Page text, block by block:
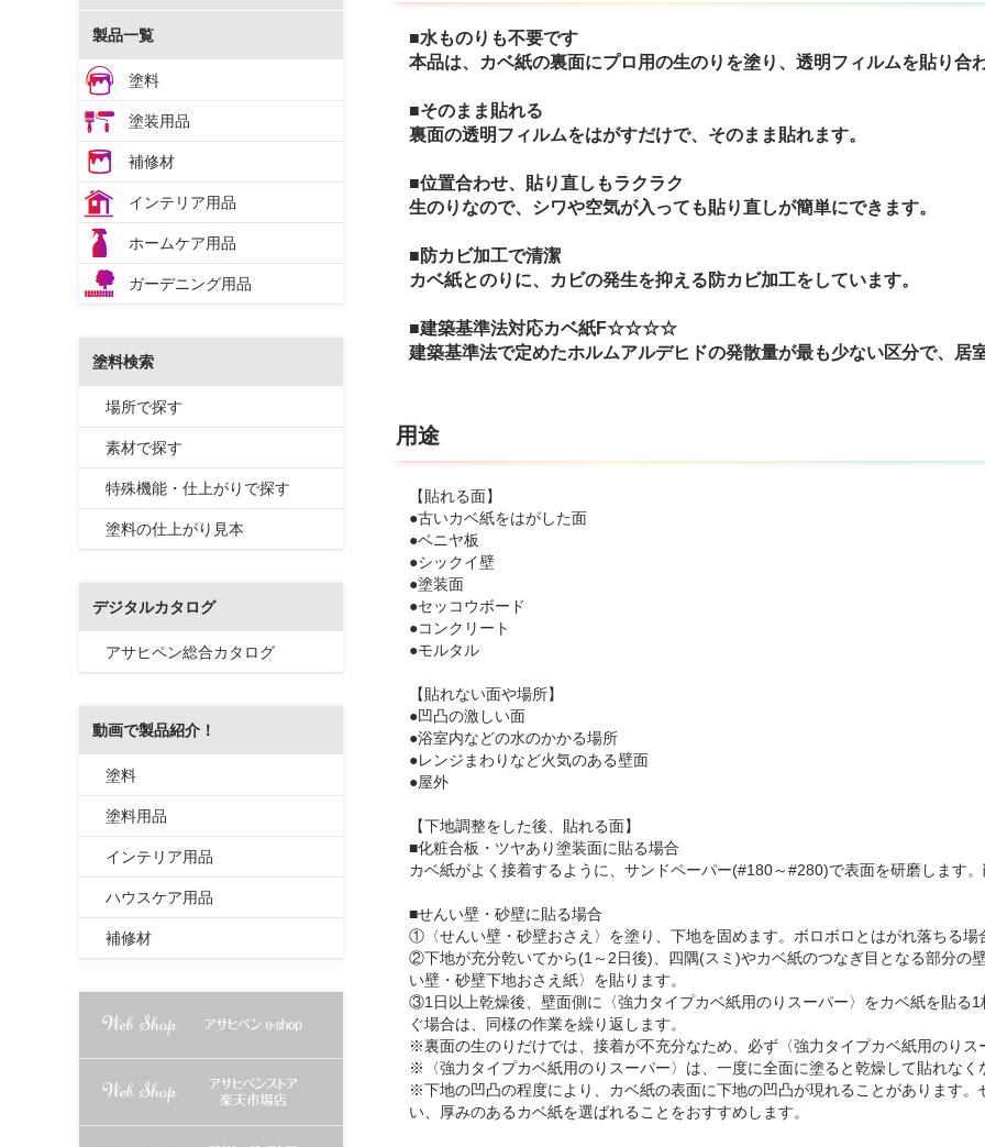
■水ものりも不要です
本品は、カベ紙の裏面にプロ用の生のりを塗り、透明フィルムを貼り合
■そのまま貼れる
裏面の透明フィルムをはがすだけで、そのまま貼れます。
■位置合わせ、貼り直しもラクラク
生のりなので、シワや空気が入っても貼り直しが簡単にできます。
■防カビ加工で清潔
カベ紙とのりに、カビの発生を抑える防カビ加工をしています。
■建築基準法対応カベ紙F☆☆☆☆
建築基準法で定めたホルムアルデヒドの発散量が最も少ない区分で、居
用途
【貼れる面】
●古いカベ紙をはがした面
●ベニヤ板
●シックイ壁
●塗装面
●セッコウボード
●コンクリート
●モルタル
【貼れない面や場所】
●凹凸の激しい面
●浴室内などの水のかかる場所
●レンジまわりなど火気のある壁面
●屋外
【下地調整をした後、貼れる面】
■化粧合板・ツヤあり塗装面に貼る場合
カベ紙がよく接着するように、サンドペーパー(#180～#280)で表面を研磨します
■せんい壁・砂壁に貼る場合
①〈せんい壁・砂壁おさえ〉を塗り、下地を固めます。ボロボロとはがれ落ちる
②下地が充分乾いてから(1～2日後)、四隅(スミ)やカベ紙のつなぎ目となる部分の
い壁・砂壁下地おさえ紙〉を貼ります。
③1日以上乾燥後、壁面側に〈強力タイプカベ紙用のりスーパー〉をカベ紙を貼る
ぐ場合は、同様の作業を繰り返します。
※裏面の生のりだけでは、接着が不充分なため、必ず〈強力タイプカベ紙用のり
※〈強力タイプカベ紙用のりスーパー〉は、一度に全面に塗ると乾燥して貼れなく
※下地の凹凸の程度により、カベ紙の表面に下地の凹凸が現れることがあります
い、厚みのあるカベ紙を選ばれることをおすすめします。
製品一覧
塗料
塗装用品
補修材
インテリア用品
ホームケア用品
ガーデニング用品
塗料検索
場所で探す
素材で探す
特殊機能・仕上がりで探す
塗料の仕上がり見本
デジタルカタログ
アサヒペン総合カタログ
動画で製品紹介！
塗料
塗料用品
インテリア用品
ハウスケア用品
補修材